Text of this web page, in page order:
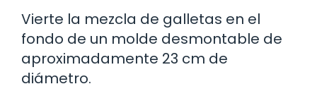
Vierte la mezcla de galletas en el
fondo de un molde desmontable de
aproximadamente 23 cm de
diámetro.